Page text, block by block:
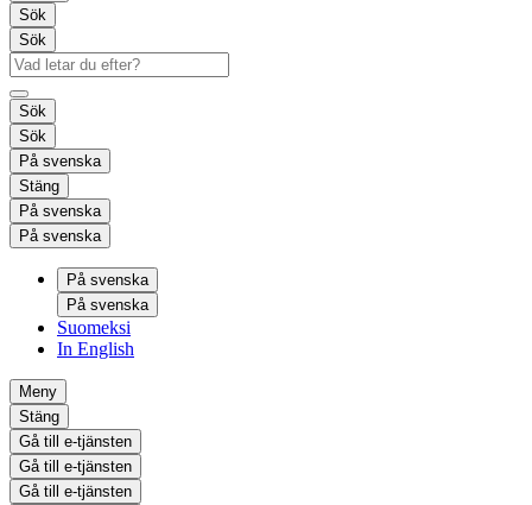
Sök
Sök
Sök
Sök
På svenska
Stäng
På svenska
På svenska
På svenska
På svenska
Suomeksi
In English
Meny
Stäng
Gå till e-tjänsten
Gå till e-tjänsten
Gå till e-tjänsten